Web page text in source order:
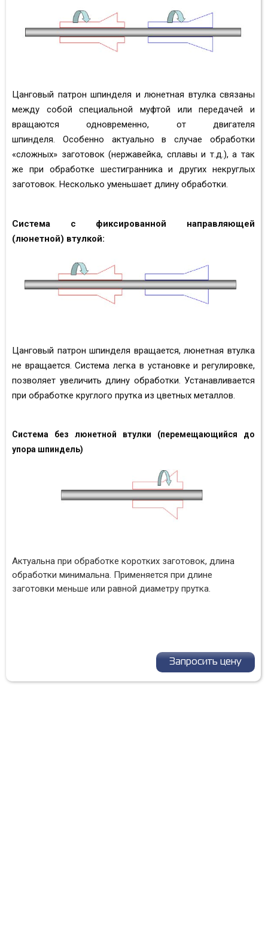
Цанговый патрон шпинделя и люнетная втулка связаны
между собой специальной муфтой или передачей и
вращаются одновременно, от двигателя
шпинделя. Особенно актуально в случае обработки
«сложных» заготовок (нержавейка, сплавы и т.д.), а так
же при обработке шестигранника и других некруглых
заготовок. Несколько уменьшает длину обработки.
Система с фиксированной направляющей
(люнетной) втулкой:
Цанговый патрон шпинделя вращается, люнетная втулка
не вращается. Система легка в установке и регулировке,
позволяет увеличить длину обработки. Устанавливается
при обработке круглого прутка из цветных металлов.
Система без люнетной втулки (перемещающийся до
упора шпиндель)
Актуальна при обработке коротких заготовок, длина
обработки минимальна. Применяется при длине
заготовки меньше или равной диаметру прутка.
Запросить цену